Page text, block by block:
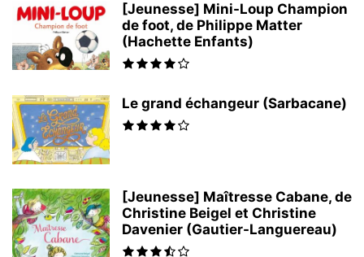
[Jeunesse] Mini-Loup Champion
de foot, de Philippe Matter
(Hachette Enfants)
Le grand échangeur (Sarbacane)
[Jeunesse] Maîtresse Cabane, de
Christine Beigel et Christine
Davenier (Gautier-Languereau)